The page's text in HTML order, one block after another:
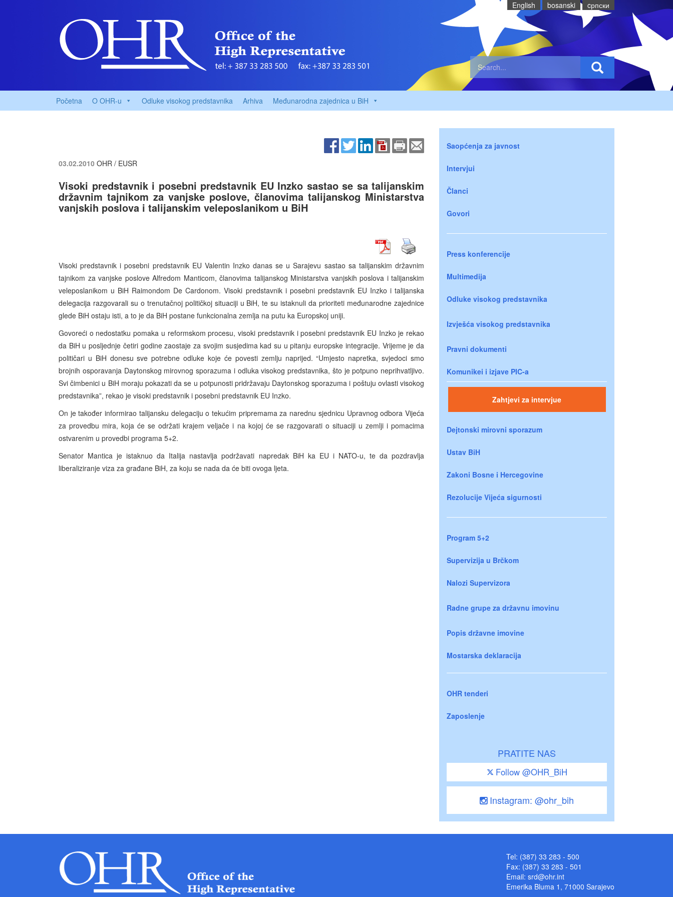
English bosanski cрпски
Početna O OHR-u Odluke visokog predstavnika Arhiva Međunarodna zajednica u BiH
03.02.2010 OHR / EUSR
Visoki predstavnik i posebni predstavnik EU Inzko sastao se sa talijanskim
državnim tajnikom za vanjske poslove, članovima talijanskog Ministarstva
vanjskih poslova i talijanskim veleposlanikom u BiH
Visoki predstavnik i posebni predstavnik EU Valentin Inzko danas se u Sarajevu sastao sa talijanskim državnim
tajnikom za vanjske poslove Alfredom Manticom, članovima talijanskog Ministarstva vanjskih poslova i talijanskim
veleposlanikom u BiH Raimondom De Cardonom. Visoki predstavnik i posebni predstavnik EU Inzko i talijanska
delegacija razgovarali su o trenutačnoj političkoj situaciji u BiH, te su istaknuli da prioriteti međunarodne zajednice
glede BiH ostaju isti, a to je da BiH postane funkcionalna zemlja na putu ka Europskoj uniji.
Govoreći o nedostatku pomaka u reformskom procesu, visoki predstavnik i posebni predstavnik EU Inzko je rekao
da BiH u posljednje četiri godine zaostaje za svojim susjedima kad su u pitanju europske integracije. Vrijeme je da
političari u BiH donesu sve potrebne odluke koje će povesti zemlju naprijed. “Umjesto napretka, svjedoci smo
brojnih osporavanja Daytonskog mirovnog sporazuma i odluka visokog predstavnika, što je potpuno neprihvatljivo.
Svi čimbenici u BiH moraju pokazati da se u potpunosti pridržavaju Daytonskog sporazuma i poštuju ovlasti visokog
predstavnika”, rekao je visoki predstavnik i posebni predstavnik EU Inzko.
On je također informirao talijansku delegaciju o tekućim pripremama za narednu sjednicu Upravnog odbora Vijeća
za provedbu mira, koja će se održati krajem veljače i na kojoj će se razgovarati o situaciji u zemlji i pomacima
ostvarenim u provedbi programa 5+2.
Senator Mantica je istaknuo da Italija nastavlja podržavati napredak BiH ka EU i NATO-u, te da pozdravlja
liberaliziranje viza za građane BiH, za koju se nada da će biti ovoga ljeta.
Saopćenja za javnost
Intervjui
Članci
Govori
Press konferencije
Multimedija
Odluke visokog predstavnika
Izvješća visokog predstavnika
Pravni dokumenti
Komunikei i izjave PIC-a
Zahtjevi za intervjue
Dejtonski mirovni sporazum
Ustav BiH
Zakoni Bosne i Hercegovine
Rezolucije Vijeća sigurnosti
Program 5+2
Supervizija u Brčkom
Nalozi Supervizora
Radne grupe za državnu imovinu
Popis državne imovine
Mostarska deklaracija
OHR tenderi
Zaposlenje
PRATITE NAS
Follow @OHR_BiH
Instagram: @ohr_bih
Tel: (387) 33 283 - 500
Fax: (387) 33 283 - 501
Email: srd@ohr.int
Emerika Bluma 1, 71000 Sarajevo